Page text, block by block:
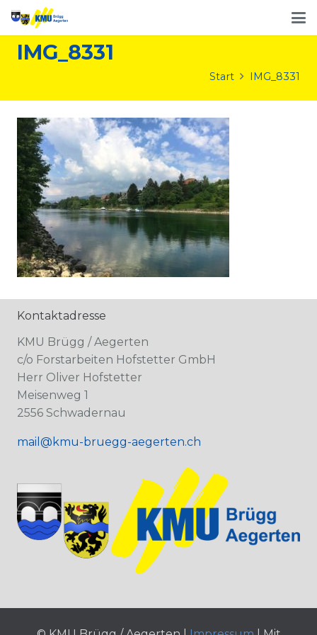
IMG_8331
Start IMG_8331
Kontaktadresse
KMU Brügg / Aegerten
c/o Forstarbeiten Hofstetter GmbH
Herr Oliver Hofstetter
Meisenweg 1
2556 Schwadernau
mail@kmu-bruegg-aegerten.ch